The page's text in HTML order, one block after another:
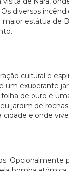
diversos
maior estátua
cultural e
exuberante
de ouro é
jardim de
e onde
Opcionalmente